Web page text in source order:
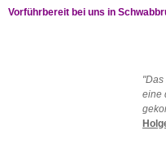
Vorführbereit bei uns in
eine